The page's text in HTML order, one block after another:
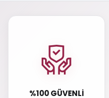
%100 GÜVENLI